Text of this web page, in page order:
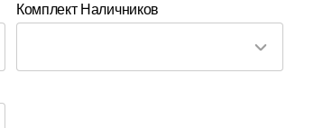
Комплект Наличников